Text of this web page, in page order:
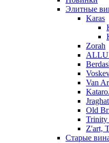
Элитные
Karas
Zorah
Van
Old
Trinity
Z'art,
Старые